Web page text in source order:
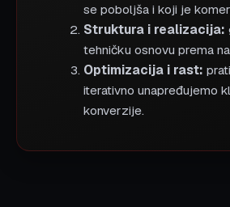
se poboljša i koji je
Struktura i realizacija:
tehničku osnovu prema
Optimizacija i rast:
iterativno unapređujemo
konverzije.